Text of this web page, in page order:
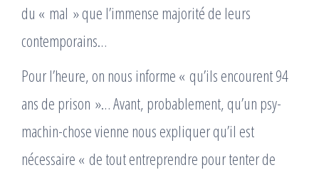
du « mal » que l’immense majorité de leurs
contemporains…
Pour l’heure, on nous informe « qu’ils encourent 94
ans de prison »… Avant, probablement, qu’un psy-
machin-chose vienne nous expliquer qu’il est
nécessaire « de tout entreprendre pour tenter de